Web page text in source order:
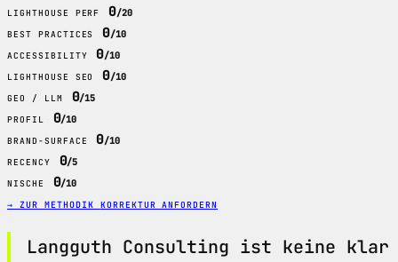
LIGHTHOUSE PERF 0/20
BEST PRACTICES 0/10
ACCESSIBILITY 0/10
LIGHTHOUSE SEO 0/10
GEO / LLM 0/15
PROFIL 0/10
BRAND-SURFACE 0/10
RECENCY 0/5
NISCHE 0/10
→ ZUR METHODIK KORREKTUR ANFORDERN
Langguth Consulting ist keine klar